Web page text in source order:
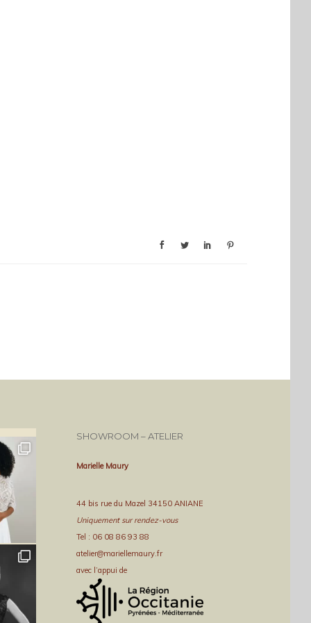
SHOWROOM – ATELIER
Marielle Maury
44 bis rue du Mazel 34150 ANIANE
Uniquement sur rendez-vous
Tel : 06 08 86 93 88
atelier@mariellemaury.fr
avec l’appui de